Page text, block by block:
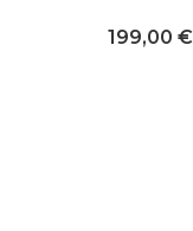
199,00 €